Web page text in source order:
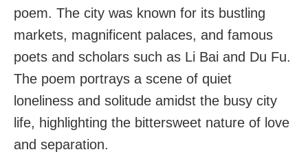
poem. The city was known for its bustling
markets, magnificent palaces, and famous
poets and scholars such as Li Bai and Du Fu.
The poem portrays a scene of quiet
loneliness and solitude amidst the busy city
life, highlighting the bittersweet nature of love
and separation.